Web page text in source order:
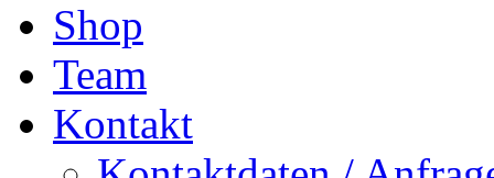
Shop
Team
Kontakt